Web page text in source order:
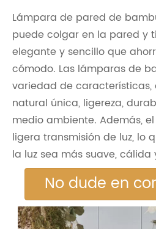
Lámpara de pared de
puede colgar en la pared y
elegante y sencillo que
cómodo. Las lámparas de
variedad de características,
natural única, ligereza,
medio ambiente. Además,
ligera transmisión de luz, lo
la luz sea más suave,
No dude en